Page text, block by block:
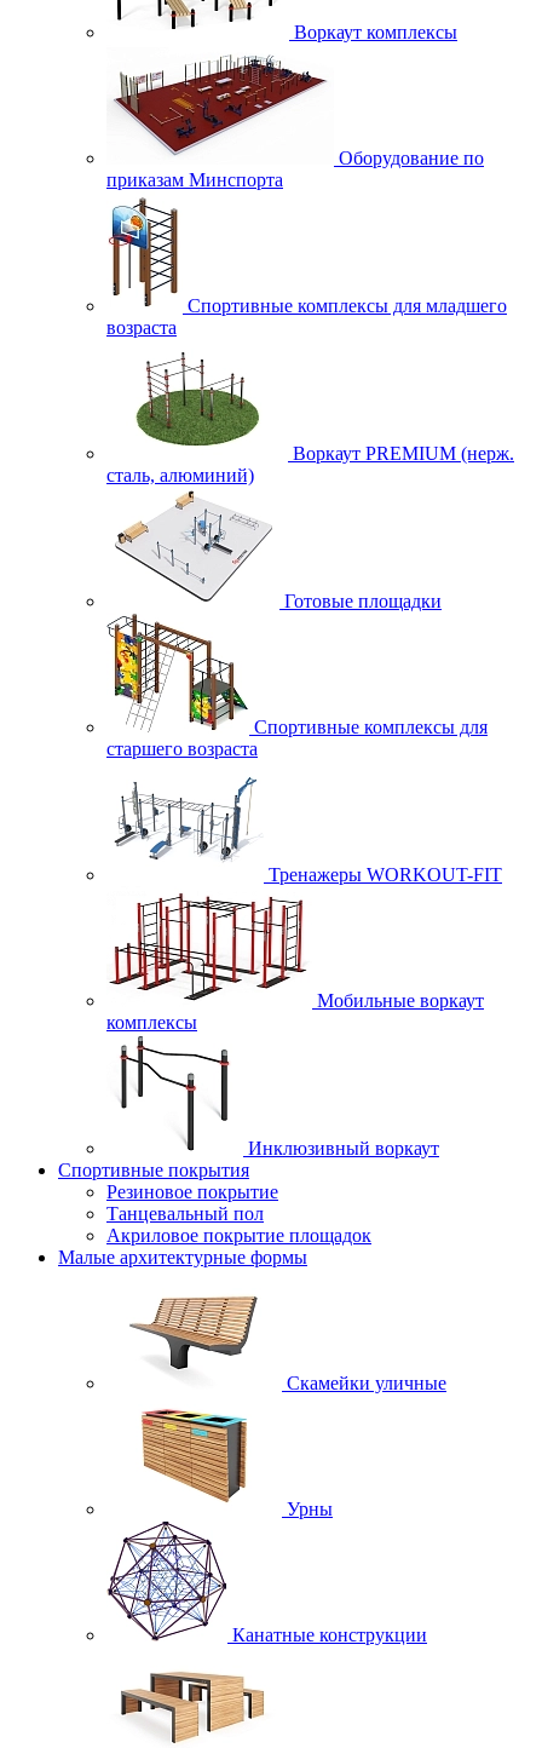
Воркаут комплексы
Оборудование по
приказам Минспорта
Спортивные комплексы для младшего
возраста
Воркаут PREMIUM (нерж.
сталь, алюминий)
Готовые площадки
Спортивные комплексы для
старшего возраста
Тренажеры WORKOUT-FIT
Мобильные воркаут
комплексы
Инклюзивный воркаут
Спортивные покрытия
Резиновое покрытие
Танцевальный пол
Акриловое покрытие площадок
Малые архитектурные формы
Скамейки уличные
Урны
Канатные конструкции